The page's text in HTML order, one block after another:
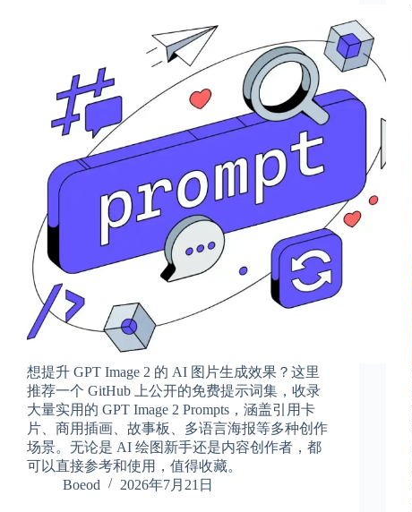
想提升 GPT Image 2 的 AI 图片生成效果？这里
推荐一个 GitHub 上公开的免费提示词集，收录
大量实用的 GPT Image 2 Prompts，涵盖引用卡
片、商用插画、故事板、多语言海报等多种创作
场景。无论是 AI 绘图新手还是内容创作者，都
可以直接参考和使用，值得收藏。
Boeod
2026年7月21日